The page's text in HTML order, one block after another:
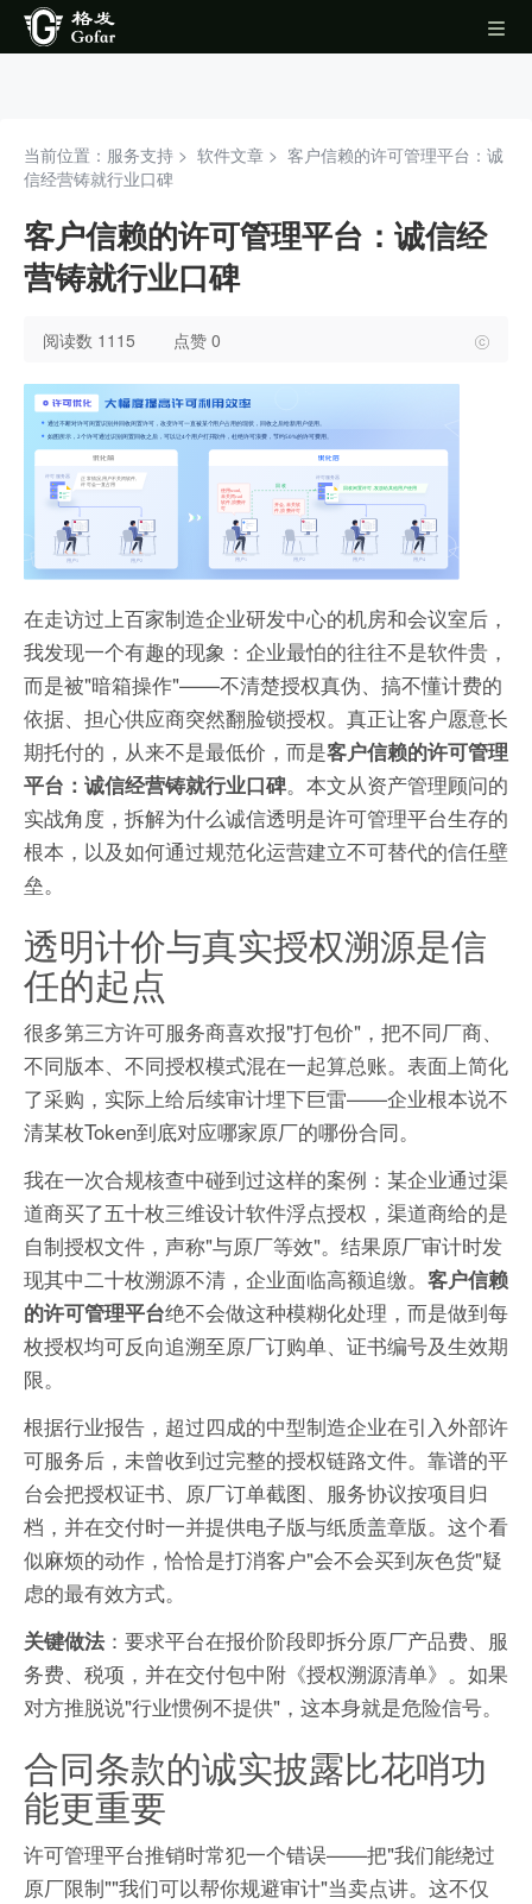
当前位置：服务支持 > 软件文章 > 客户信赖的许可管理平台：诚
信经营铸就行业口碑
客户信赖的许可管理平台：诚信经
营铸就行业口碑
阅读数 1115 点赞 0
在走访过上百家制造企业研发中心的机房和会议室后，
我发现一个有趣的现象：企业最怕的往往不是软件贵，
而是被"暗箱操作"——不清楚授权真伪、搞不懂计费的
依据、担心供应商突然翻脸锁授权。真正让客户愿意长
期托付的，从来不是最低价，而是客户信赖的许可管理
平台：诚信经营铸就行业口碑。本文从资产管理顾问的
实战角度，拆解为什么诚信透明是许可管理平台生存的
根本，以及如何通过规范化运营建立不可替代的信任壁
垒。
透明计价与真实授权溯源是信
任的起点
很多第三方许可服务商喜欢报"打包价"，把不同厂商、
不同版本、不同授权模式混在一起算总账。表面上简化
了采购，实际上给后续审计埋下巨雷——企业根本说不
清某枚Token到底对应哪家原厂的哪份合同。
我在一次合规核查中碰到过这样的案例：某企业通过渠
道商买了五十枚三维设计软件浮点授权，渠道商给的是
自制授权文件，声称"与原厂等效"。结果原厂审计时发
现其中二十枚溯源不清，企业面临高额追缴。 客户信赖
的许可管理平台绝不会做这种模糊化处理，而是做到每
枚授权均可反向追溯至原厂订购单、证书编号及生效期
限。
根据行业报告，超过四成的中型制造企业在引入外部许
可服务后，未曾收到过完整的授权链路文件。靠谱的平
台会把授权证书、原厂订单截图、服务协议按项目归
档，并在交付时一并提供电子版与纸质盖章版。这个看
似麻烦的动作，恰恰是打消客户"会不会买到灰色货"疑
虑的最有效方式。
关键做法 ：要求平台在报价阶段即拆分原厂产品费、服
务费、税项，并在交付包中附《授权溯源清单》。如果
对方推脱说"行业惯例不提供"，这本身就是危险信号。
合同条款的诚实披露比花哨功
能更重要
许可管理平台推销时常犯一个错误——把"我们能绕过
原厂限制""我们可以帮你规避审计"当卖点讲。这不仅